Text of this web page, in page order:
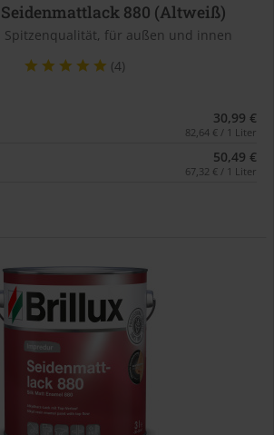
880 (Altweiß)
Spitzenqualität, für außen und innen
(4)
30,99 €
82,64 € / 1 Liter
50,49 €
67,32 € / 1 Liter